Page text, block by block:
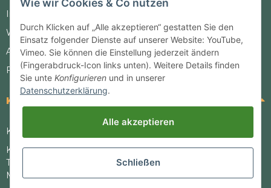
Impressum
Widerrufsrecht
AGB
FAQ
Kontakt
Kontaktformular
Kundenhotline
Telefon: +49 2867 7127643
Mo. - Fr. 8:00 - 16:00 Uhr
Wie wir Cookies & Co nutzen
Durch Klicken auf „Alle akzeptieren“ gestatten Sie den
Einsatz folgender Dienste auf unserer Website: YouTube,
Vimeo. Sie können die Einstellung jederzeit ändern
(Fingerabdruck-Icon links unten). Weitere Details finden
Sie unte Konfigurieren und in unserer
Datenschutzerklärung.
Alle akzeptieren
Schließen